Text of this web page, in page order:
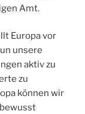
Amt.
Europa vor
unsere
aktiv zu
zu
können wir